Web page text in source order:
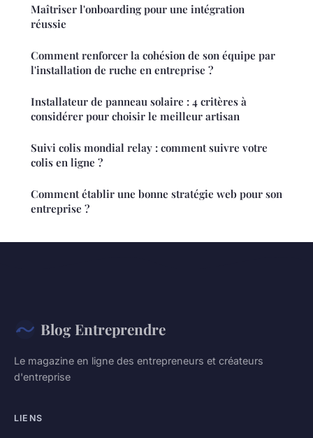
Maîtriser l'onboarding pour une intégration
réussie
Comment renforcer la cohésion de son équipe par
l'installation de ruche en entreprise ?
Installateur de panneau solaire : 4 critères à
considérer pour choisir le meilleur artisan
Suivi colis mondial relay : comment suivre votre
colis en ligne ?
Comment établir une bonne stratégie web pour son
entreprise ?
Blog Entreprendre
Le magazine en ligne des entrepreneurs et créateurs
d'entreprise
LIENS